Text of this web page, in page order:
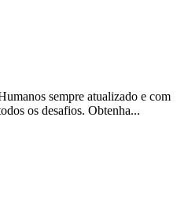
sempre atualizado e com
os desafios. Obtenha...